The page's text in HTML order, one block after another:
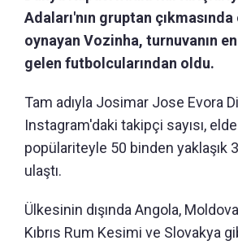
Adaları'nın gruptan
oynayan Vozinha, turnuvanın
gelen futbolcularından oldu.
Tam adıyla Josimar Jose Evora
Instagram'daki takipçi sayısı,
popülariteyle 50 binden yaklaşık
ulaştı.
Ülkesinin dışında Angola,
Kıbrıs Rum Kesimi ve Slovakya